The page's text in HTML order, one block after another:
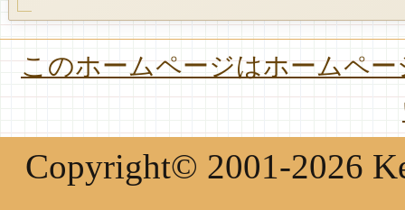
このホームページはホームペ
Copyright© 2001-2026